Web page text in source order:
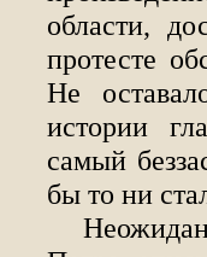
области,
протесте
Не
истории
самый
бы то ни